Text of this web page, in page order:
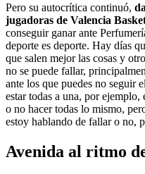
Pero su autocrítica continuó,
jugadoras de Valencia
conseguir ganar ante
deporte es deporte. Hay días
que salen mejor las cosas y
no se puede fallar,
ante los que puedes no seguir
estar todas a una, por
o no hacer todas lo mismo,
estoy hablando de fallar o no,
Avenida al ritmo